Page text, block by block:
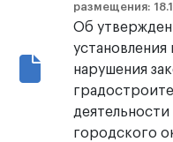
размещения:
Об
установления
нарушения
городского